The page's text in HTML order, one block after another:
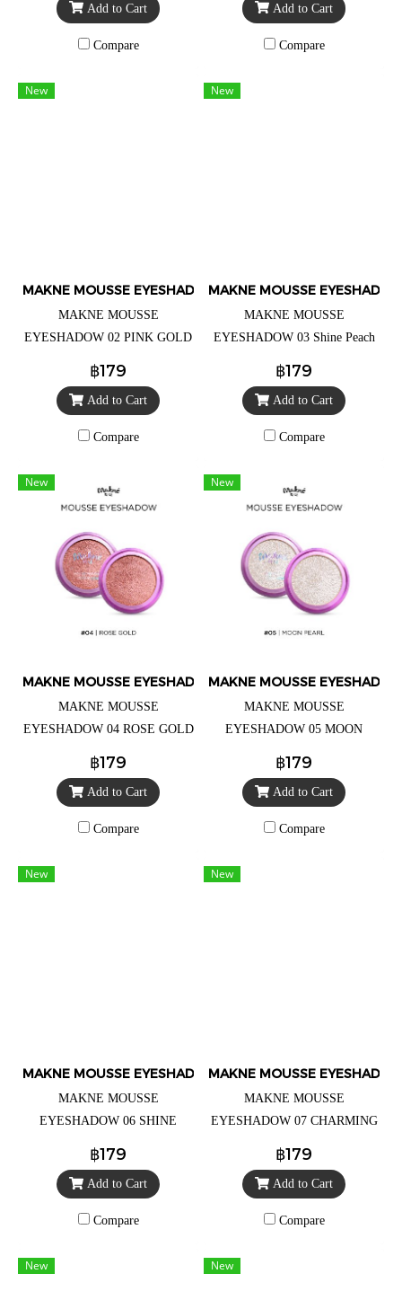
99.- (จากราคาปกติ 159.-)
Add to Cart
Compare
ราคาตลับละ 99.- (จากราคา
ปกติ 179.-)
Add to Cart
Compare
New
MAKNE MOUSSE EYESHADOW
MAKNE MOUSSE
EYESHADOW 02 PINK GOLD
โกลด์) อายแชโดว์ เนื้อมูสนุ่
มละมุน ราคาตลับละ 99.- (จาก
ราคาปกติ 179.-)
฿179
Add to Cart
Compare
New
MAKNE MOUSSE
MAKNE MOUSSE
EYESHADOW 03 Shine Peach
พีช) อายแชโดว์ เนื้อมูสนุ่มละ
มุน ราคาตลับละ 99.- (จาก
ราคาปกติ 179.-)
฿179
Add to Cart
Compare
New
MAKNE MOUSSE EYESHADOW
MAKNE MOUSSE
EYESHADOW 04 ROSE GOLD
โกลด์) อายแชโดว์ เนื้อมูสนุ่
มละมุน ราคาตลับละ 99.- (จาก
ราคาปกติ 179.-)
฿179
Add to Cart
Compare
New
MAKNE MOUSSE
MAKNE MOUSSE
EYESHADOW 05 MOON
05 มูน เพิร์ล) อายแชโดว์ เนื้อมู
สนุ่มละมุน ราคาตลับละ 99.-
(จากราคาปกติ 179.-).
฿179
Add to Cart
Compare
New
MAKNE MOUSSE EYESHADOW
MAKNE MOUSSE
EYESHADOW 06 SHINE
06 ไชน์ คอเริล) อายแชโดว์
เนื้อมูสนุ่มละมุน ราคาตลับละ
99.- (จากราคาปกติ 179.-)
฿179
Add to Cart
Compare
New
MAKNE MOUSSE
MAKNE MOUSSE
EYESHADOW 07 CHARMING
ชาร์มมิ่ง พิ้งค์) อายแชโดว์ เนื้อ
มูสนุ่มละมุน ราคาตลับละ 99.-
(จากราคาปกติ 179.-)
฿179
Add to Cart
Compare
New New